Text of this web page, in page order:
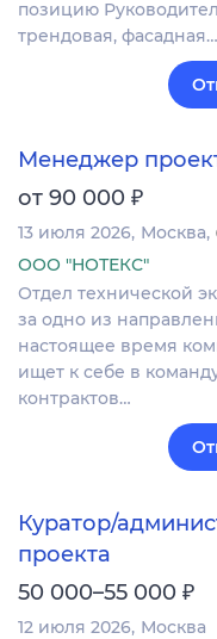
позицию
трендовая, фасадная…
Менеджер
от 90 000 ₽
13 июля 2026 Москва
ООО "НОТЕКС"
Отдел технической
за одно из
настоящее время
ищет к себе в
контрактов…
Куратор/
проекта
50 000–55 000 ₽
12 июля 2026 Москва